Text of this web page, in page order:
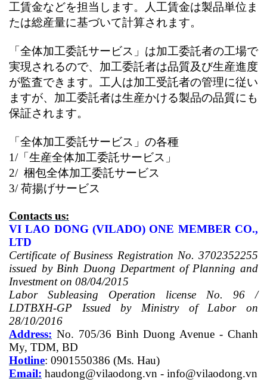
工賃金などを担当します。人工賃金は製品単位ま
たは総産量に基づいて計算されます。
「全体加工委託サービス」は加工委託者の工場で
実現されるので、加工委託者は品質及び生産進度
が監査できます。工人は加工受託者の管理に従い
ますが、加工委託者は生産かける製品の品質にも
保証されます。
「全体加工委託サービス」の各種
1/「生産全体加工委託サービス」
2/ 梱包全体加工委託サービス
3/荷揚げサービス
Contacts us:
VI LAO DONG (VILADO) ONE MEMBER CO.,
LTD
Certificate of Business Registration No. 3702352255
issued by Binh Duong Department of Planning and
Investment on 08/04/2015
Labor Subleasing Operation license No. 96 /
LDTBXH-GP Issued by Ministry of Labor on
28/10/2016
Address: No. 705/36 Binh Duong Avenue - Chanh
My, TDM, BD
Hotline: 0901550386 (Ms. Hau)
Email: haudong@vilaodong.vn - info@vilaodong.vn